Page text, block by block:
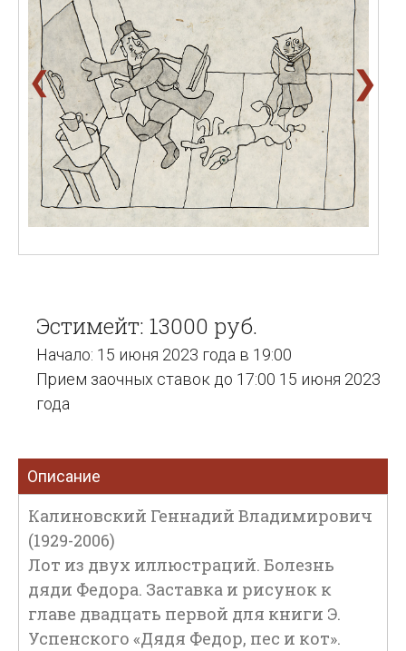
❮ ❯
Эстимейт: 13000 руб.
Начало: 15 июня 2023 года в 19:00
Прием заочных ставок до 17:00 15 июня 2023
года
Описание
Калиновский Геннадий Владимирович
(1929-2006)
Лот из двух иллюстраций. Болезнь
дяди Федора. Заставка и рисунок к
главе двадцать первой для книги Э.
Успенского «Дядя Федор, пес и кот».